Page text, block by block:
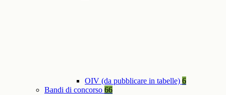
OIV (da pubblicare in tabelle) 6
Bandi di concorso 66